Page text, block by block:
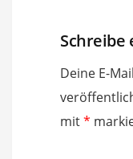
Schreibe
Deine E-
mit*